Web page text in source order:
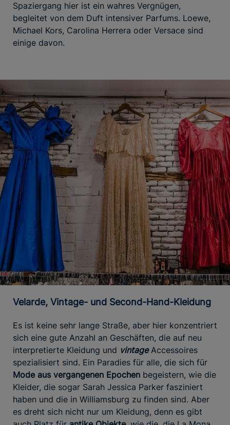
Spaziergang hier ist ein wahres Vergnügen,
begleitet von dem Duft intensiver Parfums. Loewe,
Michael Kors, Carolina Herrera oder Versace sind
einige davon.
Velarde, Vintage- und Second-Hand-Kleidung
Es ist keine sehr lange Straße, aber hier konzentriert
sich eine gute Anzahl an Geschäften, die auf neu
interpretierte Kleidung und vintageAccessoires
spezialisiert sind. Ein Paradies für alle, die sich für
Mode aus vergangenen Epochen begeistern, wie die
Kleider, die sogar Sarah Jessica Parker fasziniert
haben und die in Williamsburg zu finden sind. Aber
es dreht sich nicht nur um Kleidung, denn es gibt